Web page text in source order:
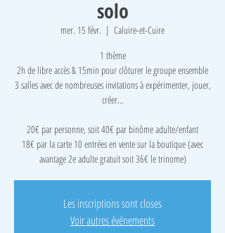
solo
mer. 15 févr.
  |
Caluire-et-Cuire
1 thème
2h de libre accès & 15min pour clôturer le groupe ensemble
3 salles avec de nombreuses invitations à expérimenter, jouer,
créer...
​20€ par personne, soit 40€ par binôme adulte/enfant
18€ par la carte 10 entrées en vente sur la boutique (avec
avantage 2e adulte gratuit soit 36€ le trinome)
Les inscriptions sont closes
Voir autres événements